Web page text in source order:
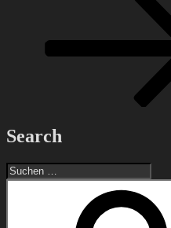
Search
Suchen
nach: